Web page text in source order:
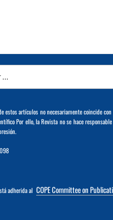
estos artículos no necesariamente coincide
Por ello, la Revista no se hace
adherida al COPE Committee on